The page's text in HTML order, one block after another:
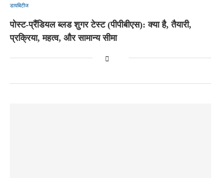
डायबिटीज
पोस्ट-प्रैंडियल ब्लड शुगर टेस्ट (पीपीबीएस): क्या है, तैयारी,
प्रक्रिया, महत्व, और सामान्य सीमा